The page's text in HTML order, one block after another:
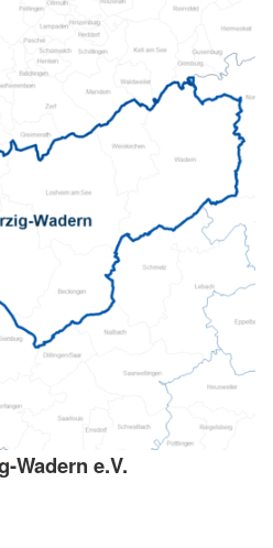
Wadern e.V.